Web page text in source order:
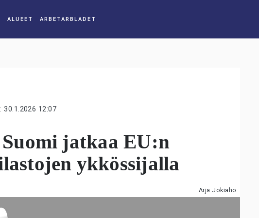
ALUEET
30.1.2026 12:07
jatkaa EU:n
ykkössijalla
Arja Jokiaho